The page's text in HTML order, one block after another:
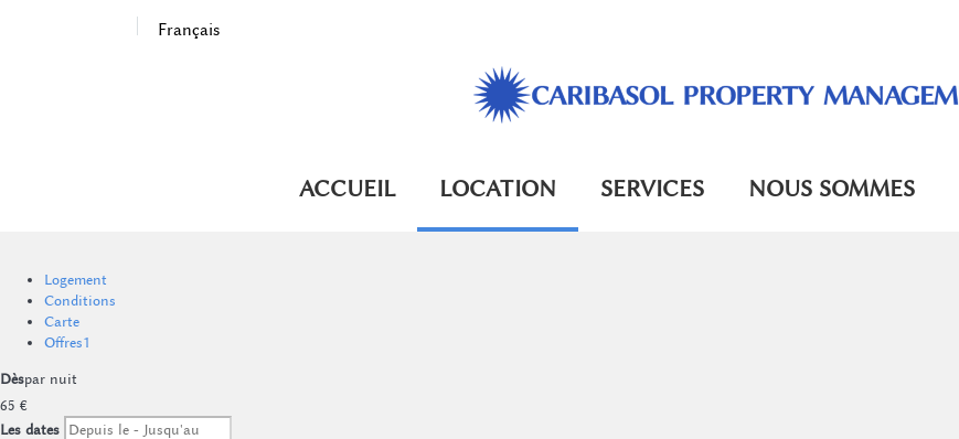
Français
ACCUEIL LOCATION SERVICES NOUS SOMMES
Logement
Conditions
Carte
Offres1
Dèspar nuit
65 €
Les dates